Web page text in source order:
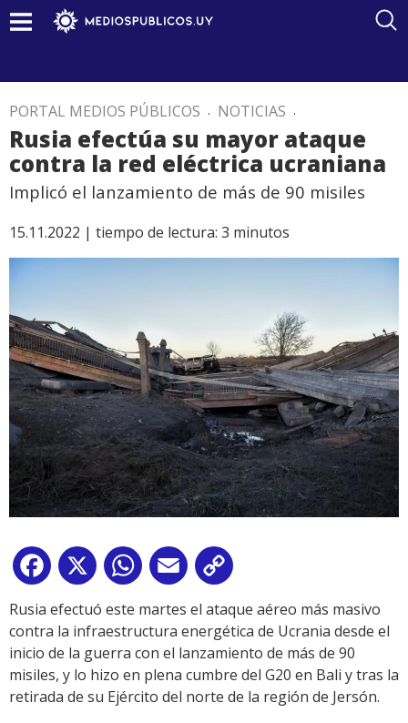
PORTAL MEDIOS PÚBLICOS . NOTICIAS .
Rusia efectúa su mayor ataque
contra la red eléctrica ucraniana
Implicó el lanzamiento de más de 90 misiles
15.11.2022 | tiempo de lectura: 3 minutos
Facebook
X WhatsApp
Email
Link
Rusia efectuó este martes el ataque aéreo más masivo
contra la infraestructura energética de Ucrania desde el
inicio de la guerra con el lanzamiento de más de 90
misiles, y lo hizo en plena cumbre del G20 en Bali y tras la
retirada de su Ejército del norte de la región de Jersón.